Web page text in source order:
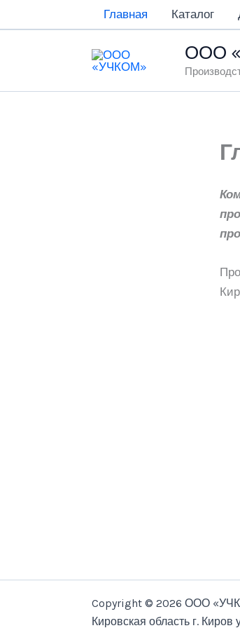
к
Главная Каталог
ООО
Copyright © 2026 ООО
Кировская область г. Киров